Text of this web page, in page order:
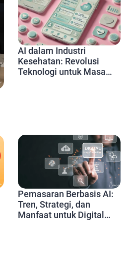
AI dalam Industri
Kesehatan: Revolusi
Teknologi untuk Masa
Pemasaran Berbasis AI:
Tren, Strategi, dan
Manfaat untuk Digital